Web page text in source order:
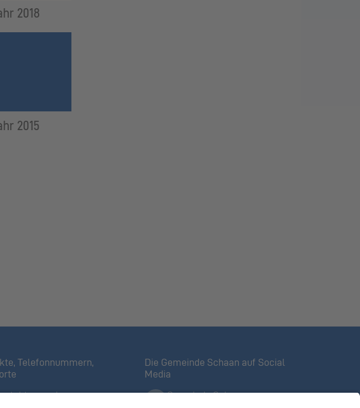
2018
2015
Telefonnummern,
anzeigen
Die Gemeinde Schaan auf Social
Media
Gemeinde Schaan